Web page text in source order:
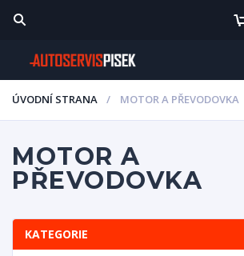
ÚVODNÍ STRANA MOTOR A PŘEVODOVKA
MOTOR A
PŘEVODOVKA
KATEGORIE